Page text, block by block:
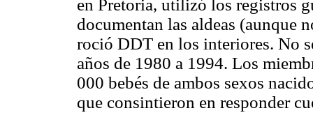
en Pretoria, utilizó los registros
documentan las aldeas (aunque
roció DDT en los interiores. No
años de 1980 a 1994. Los
000 bebés de ambos sexos
que consintieron en responder